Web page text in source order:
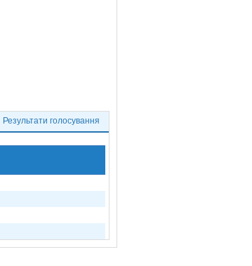
Результати голосування